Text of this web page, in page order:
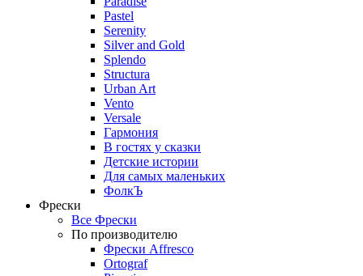
Pastel
Serenity
Silver and Gold
Splendo
Structura
Urban Art
Vento
Versale
Гармония
В гостях у сказки
Детские истории
Для самых маленьких
ФолкЪ
Фрески
Все Фрески
По производителю
Фрески Affresco
Ortograf